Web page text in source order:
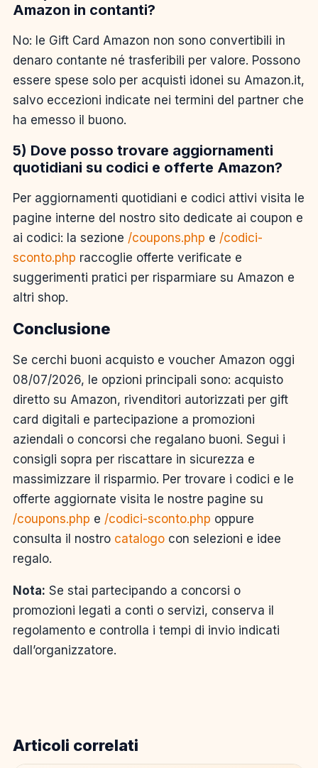
Amazon in contanti?
No: le Gift Card Amazon non sono convertibili in
denaro contante né trasferibili per valore. Possono
essere spese solo per acquisti idonei su Amazon.it,
salvo eccezioni indicate nei termini del partner che
ha emesso il buono.
5) Dove posso trovare aggiornamenti
quotidiani su codici e offerte Amazon?
Per aggiornamenti quotidiani e codici attivi visita le
pagine interne del nostro sito dedicate ai coupon e
ai codici: la sezione /coupons.php e /codici-
sconto.php raccoglie offerte verificate e
suggerimenti pratici per risparmiare su Amazon e
altri shop.
Conclusione
Se cerchi buoni acquisto e voucher Amazon oggi
08/07/2026, le opzioni principali sono: acquisto
diretto su Amazon, rivenditori autorizzati per gift
card digitali e partecipazione a promozioni
aziendali o concorsi che regalano buoni. Segui i
consigli sopra per riscattare in sicurezza e
massimizzare il risparmio. Per trovare i codici e le
offerte aggiornate visita le nostre pagine su
/coupons.php e /codici-sconto.php oppure
consulta il nostro catalogo con selezioni e idee
regalo.
Nota: Se stai partecipando a concorsi o
promozioni legati a conti o servizi, conserva il
regolamento e controlla i tempi di invio indicati
dall’organizzatore.
Articoli correlati